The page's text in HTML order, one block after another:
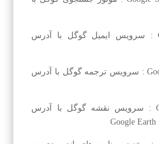
سرویس Google Mail : سرویس ایمیل گوگل با آدرس
سرویس Google Translate : سرویس ترجمه گوگل با آدرس
سرویس Google Maps : سرویس نقشه گوگل با آدرس